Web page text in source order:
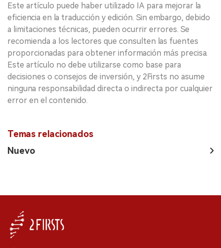
Este artículo puede haber utilizado IA para mejorar la
eficiencia en la traducción y edición. Sin embargo, debido
a limitaciones técnicas, pueden ocurrir errores. Se
recomienda a los lectores que consulten las fuentes
proporcionadas para obtener información más precisa.
Este artículo no debe utilizarse como base para
decisiones o consejos de inversión, y 2Firsts no asume
ninguna responsabilidad directa o indirecta por cualquier
error en el contenido.
Temas relacionados
Nuevo